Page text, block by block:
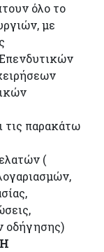
όλο το
με
τις παρακάτω
(
οδήγησης)